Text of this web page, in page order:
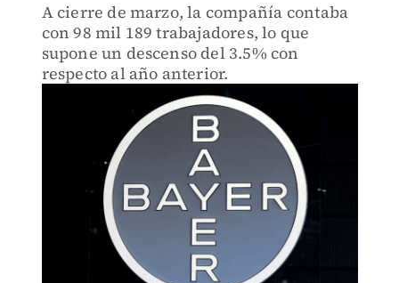
A cierre de marzo, la compañía contaba
con 98 mil 189 trabajadores, lo que
supone un descenso del 3.5% con
respecto al año anterior.